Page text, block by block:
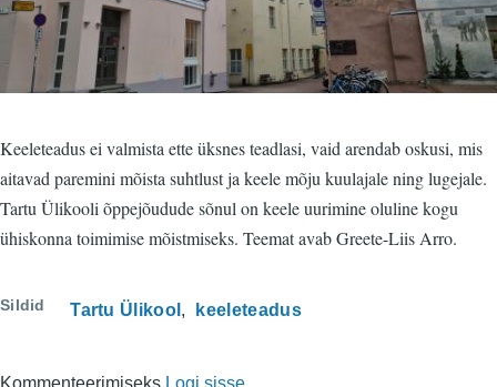
Keeleteadus ei valmista ette üksnes teadlasi, vaid arendab oskusi, mis
aitavad paremini mõista suhtlust ja keele mõju kuulajale ning lugejale.
Tartu Ülikooli õppejõudude sõnul on keele uurimine oluline kogu
ühiskonna toimimise mõistmiseks. Teemat avab Greete-Liis Arro.
Sildid Tartu Ülikool keeleteadus
Kommenteerimiseks Logi sisse